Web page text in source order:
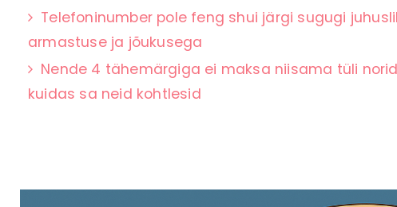
Telefoninumber pole feng shui järgi sugugi
armastuse ja jõukusega
Nende 4 tähemärgiga ei maksa niisama tüli
kuidas sa neid kohtlesid